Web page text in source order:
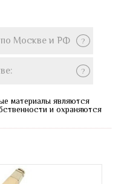
по Москве и РФ ?
?
материалы являются
и охраняются